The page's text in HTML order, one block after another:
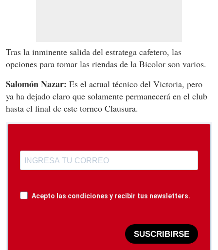
Tras la inminente salida del estratega cafetero, las
opciones para tomar las riendas de la Bicolor son varios.
Salomón Nazar: Es el actual técnico del Victoria, pero
ya ha dejado claro que solamente permanecerá en el club
hasta el final de este torneo Clausura.
Acepto las condiciones y recibir tus newsletters.
SUSCRIBIRSE